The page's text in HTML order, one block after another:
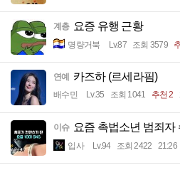
계층 요증 유행 근황
명량거북 Lv.87 조회 3579
연예 카즈하 (르세라핌)
배수민 Lv.35 조회 1041 추천 2
이슈 요즘 촉법소년 범죄자
입사 Lv.94 조회 2422 21:26